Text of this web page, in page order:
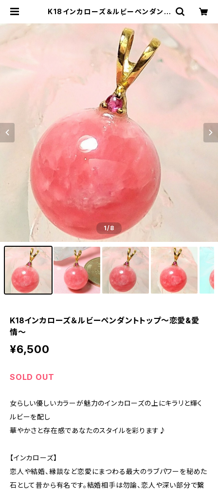
K18インカローズ＆ルビーペンダント
ラインストア
1/8
K18インカローズ＆ルビーペンダントトップ〜恋愛&愛
情〜
¥6,500
SOLD OUT
女らしい優しいカラーが魅力のインカローズの上にキラリと輝く
ルビーを配し
華やかさと存在感であなたのスタイルを彩ります♪
【インカローズ】
恋人や結婚、縁談など恋愛にまつわる最大のラブパワーを秘めた
石として昔から有名です。結婚相手は勿論、恋人や深い部分で繋